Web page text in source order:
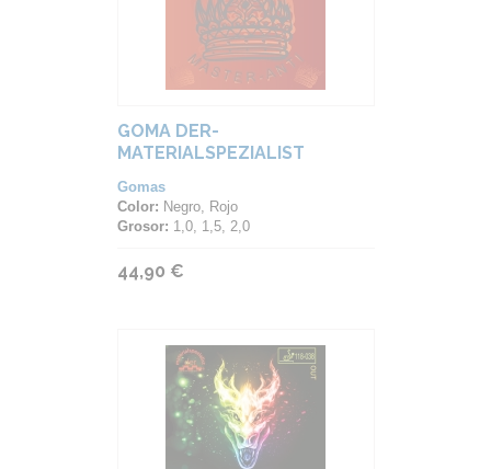
GOMA DER-
MATERIALSPEZIALIST
Gomas
Color: Negro, Rojo
Grosor: 1,0, 1,5, 2,0
44,90 €